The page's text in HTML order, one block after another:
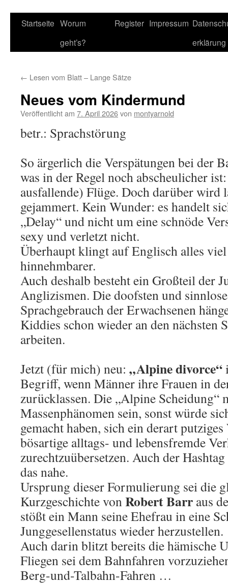
Startseite Worum
geht’s?
Register Impressum
erklärung
← Lesen vom Blatt – Lange Sätze
Neues vom Kindermund
Veröffentlicht am 7. April 2026von montyarnold
betr.: Sprachstörung
So ärgerlich die Verspätungen bei der
was in der Regel noch abscheulicher
ausfallende) Flüge. Doch darüber wird
gejammert. Kein Wunder: es handelt
„Delay“ und nicht um eine schnöde
sexy und verletzt nicht.
Überhaupt klingt auf Englisch alles
hinnehmbarer.
Auch deshalb besteht ein Großteil der
Anglizismen. Die doofsten und
Sprachgebrauch der Erwachsenen
Kiddies schon wieder an den nächsten
arbeiten.
Jetzt (für mich) neu: „Alpine divorce“
Begriff, wenn Männer ihre Frauen in
zurücklassen. Die „Alpine Scheidung“
Massenphänomen sein, sonst würde
gemacht haben, sich ein derart
bösartige alltags- und lebensfremde
zurechtzuübersetzen. Auch der Hashtag
das nahe.
Ursprung dieser Formulierung sei die
Kurzgeschichte vonRobert Barr aus
stößt ein Mann seine Ehefrau in eine
Junggesellenstatus wieder herzustellen.
Auch darin blitzt bereits die hämische
Fliegen sei dem Bahnfahren
Berg-und-Talbahn-Fahren …